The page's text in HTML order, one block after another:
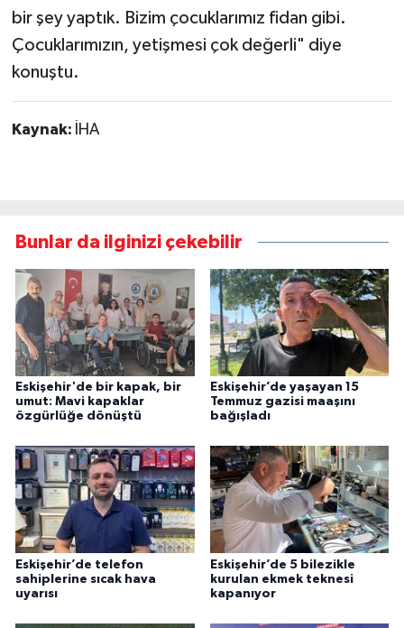
bir şey yaptık. Bizim çocuklarımız fidan gibi.
Çocuklarımızın, yetişmesi çok değerli" diye
konuştu.
Kaynak: İHA
Bunlar da ilginizi çekebilir
Eskişehir'de bir kapak, bir
umut: Mavi kapaklar
özgürlüğe dönüştü
Eskişehir’de yaşayan 15
Temmuz gazisi maaşını
bağışladı
Eskişehir’de telefon
sahiplerine sıcak hava
uyarısı
Eskişehir’de 5 bilezikle
kurulan ekmek teknesi
kapanıyor